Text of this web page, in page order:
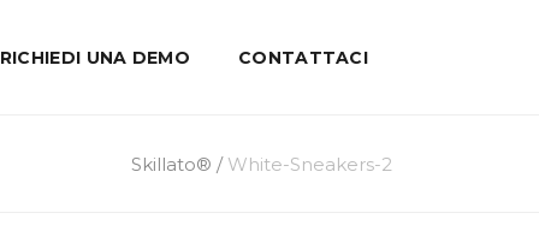
RICHIEDI UNA DEMO CONTATTACI
Skillato® / White-Sneakers-2